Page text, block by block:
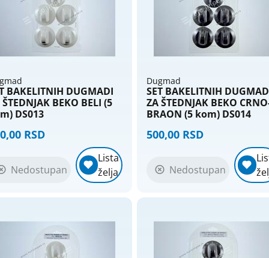
BAKELITNIH DUGMADI
BEKO BELI (5
DS013
RSD
Nedostupan
Lista
želja
Dugmad
SET BAKELITNIH
ZA ŠTEDNJAK BEKO
BRAON (5 kom) DS014
500,00 RSD
Nedostupan